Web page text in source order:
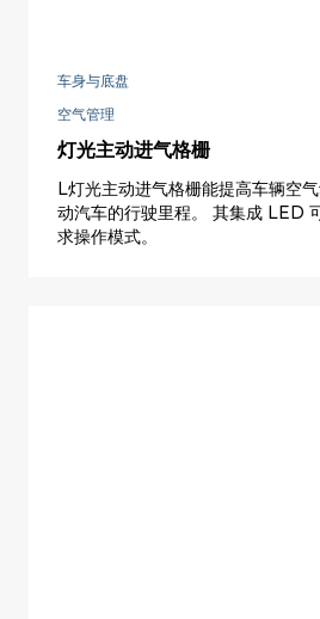
车身与底盘
空气管理
灯光主动进气格栅
L灯光主动进气格栅能提高车辆空
动汽车的行驶里程。 其集成 LED
求操作模式。